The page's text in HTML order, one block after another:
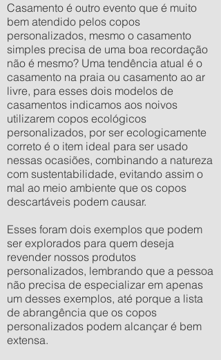
Casamento é outro evento que é muito
bem atendido pelos copos
personalizados, mesmo o casamento
simples precisa de uma boa recordação
não é mesmo? Uma tendência atual é o
casamento na praia ou casamento ao ar
livre, para esses dois modelos de
casamentos indicamos aos noivos
utilizarem copos ecológicos
personalizados, por ser ecologicamente
correto é o item ideal para ser usado
nessas ocasiões, combinando a natureza
com sustentabilidade, evitando assim o
mal ao meio ambiente que os copos
descartáveis podem causar.
Esses foram dois exemplos que podem
ser explorados para quem deseja
revender nossos produtos
personalizados, lembrando que a pessoa
não precisa de especializar em apenas
um desses exemplos, até porque a lista
de abrangência que os copos
personalizados podem alcançar é bem
extensa.